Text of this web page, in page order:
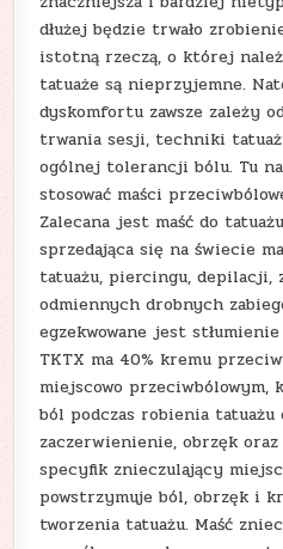
dłużej będzie trwało
istotną rzeczą, o której
tatuaże są nieprzyjemne.
dyskomfortu zawsze zależy
trwania sesji, techniki
ogólnej tolerancji bólu. Tu
stosować maści
Zalecana jest maść do
sprzedająca się na świecie
tatuażu, piercingu, depilacji,
odmiennych drobnych
egzekwowane jest
TKTX ma 40% kremu
miejscowo
ból podczas robienia tatuażu
zaczerwienienie, obrzęk
specyfik znieczulający
powstrzymuje ból, obrzęk i
tworzenia tatuażu. Maść